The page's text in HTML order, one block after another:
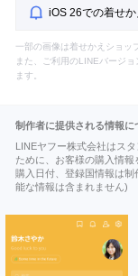
iOS 26での着せ
一部の画像は着せかえショッ
また、ご利用のLINEバージ
ます。
制作者に提供される情報に
LINEヤフー株式会社はス
ために、お客様の購入情報
購入日付、登録国情報は
能な情報は含まれません)